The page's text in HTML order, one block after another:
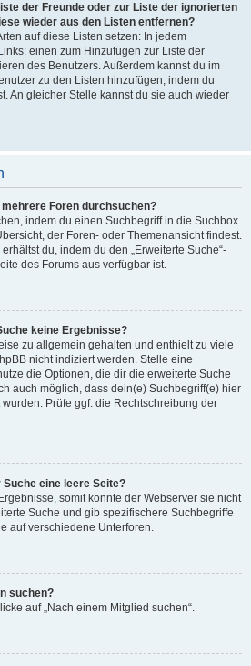
der Freunde oder zur Liste der ignorierten
wieder aus den Listen entfernen?
auf diese Listen setzen: In jedem
einen zum Hinzufügen zur Liste der
des Benutzers. Außerdem kannst du im
zu den Listen hinzufügen, indem du
An gleicher Stelle kannst du sie auch wieder
Foren durchsuchen?
indem du einen Suchbegriff in die Suchbox
der Foren- oder Themenansicht findest.
du, indem du den „Erweiterte Suche“-
des Forums aus verfügbar ist.
keine Ergebnisse?
zu allgemein gehalten und enthielt zu viele
nicht indiziert werden. Stelle eine
die Optionen, die dir die erweiterte Suche
auch möglich, dass dein(e) Suchbegriff(e) hier
Prüfe ggf. die Rechtschreibung der
eine leere Seite?
somit konnte der Webserver sie nicht
Suche und gib spezifischere Suchbegriffe
auf verschiedene Unterforen.
suchen?
auf „Nach einem Mitglied suchen“.